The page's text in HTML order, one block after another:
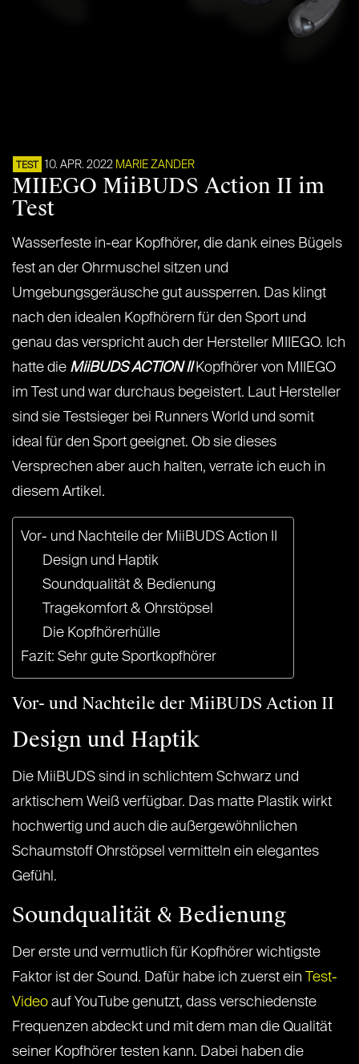
TEST 10. APR. 2022 MARIE ZANDER
MIIEGO MiiBUDS Action II im
Test
Wasserfeste in-ear Kopfhörer, die dank eines Bügels
fest an der Ohrmuschel sitzen und
Umgebungsgeräusche gut aussperren. Das klingt
nach den idealen Kopfhörern für den Sport und
genau das verspricht auch der Hersteller MIIEGO. Ich
hatte die MiiBUDS ACTION IIKopfhörer von MIIEGO
im Test und war durchaus begeistert. Laut Hersteller
sind sie Testsieger bei Runners World und somit
ideal für den Sport geeignet. Ob sie dieses
Versprechen aber auch halten, verrate ich euch in
diesem Artikel.
Vor- und Nachteile der MiiBUDS Action II
Design und Haptik
Soundqualität & Bedienung
Tragekomfort & Ohrstöpsel
Die Kopfhörerhülle
Fazit: Sehr gute Sportkopfhörer
Vor- und Nachteile der MiiBUDS Action II
Design und Haptik
Die MiiBUDS sind in schlichtem Schwarz und
arktischem Weiß verfügbar. Das matte Plastik wirkt
hochwertig und auch die außergewöhnlichen
Schaumstoff Ohrstöpsel vermitteln ein elegantes
Gefühl.
Soundqualität & Bedienung
Der erste und vermutlich für Kopfhörer wichtigste
Faktor ist der Sound. Dafür habe ich zuerst ein
Test-
Video auf YouTube genutzt, dass verschiedenste
Frequenzen abdeckt und mit dem man die Qualität
seiner Kopfhörer testen kann. Dabei haben die